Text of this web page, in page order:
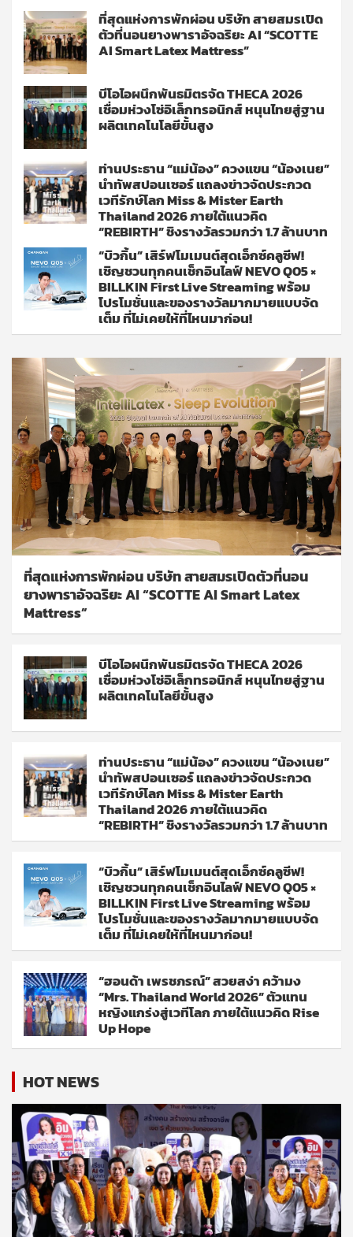
ที่สุดแห่งการพักผ่อน บริษัท สายสมรเปิด
ตัวที่นอนยางพาราอัจฉริยะ AI “SCOTTE
AI Smart Latex Mattress”
บีโอไอผนึกพันธมิตรจัด THECA 2026
เชื่อมห่วงโซ่อิเล็กทรอนิกส์ หนุนไทยสู่ฐาน
ผลิตเทคโนโลยีขั้นสูง
ท่านประธาน “แม่น้อง” ควงแขน “น้องเนย”
นำทัพสปอนเซอร์ แถลงข่าวจัดประกวด
เวทีรักษ์โลก Miss & Mister Earth
Thailand 2026 ภายใต้แนวคิด
“REBIRTH” ชิงรางวัลรวมกว่า 1.7 ล้านบาท
“บิวกิ้น” เสิร์ฟโมเมนต์สุดเอ็กซ์คลูซีฟ!
เชิญชวนทุกคนเช็กอินไลฟ์ NEVO Q05 ×
BILLKIN First Live Streaming พร้อม
โปรโมชั่นและของรางวัลมากมายแบบจัด
เต็ม ที่ไม่เคยให้ที่ไหนมาก่อน!
ที่สุดแห่งการพักผ่อน บริษัท สายสมรเปิดตัวที่นอน
ยางพาราอัจฉริยะ AI “SCOTTE AI Smart Latex
Mattress”
บีโอไอผนึกพันธมิตรจัด THECA 2026
เชื่อมห่วงโซ่อิเล็กทรอนิกส์ หนุนไทยสู่ฐาน
ผลิตเทคโนโลยีขั้นสูง
ท่านประธาน “แม่น้อง” ควงแขน “น้องเนย”
นำทัพสปอนเซอร์ แถลงข่าวจัดประกวด
เวทีรักษ์โลก Miss & Mister Earth
Thailand 2026 ภายใต้แนวคิด
“REBIRTH” ชิงรางวัลรวมกว่า 1.7 ล้านบาท
“บิวกิ้น” เสิร์ฟโมเมนต์สุดเอ็กซ์คลูซีฟ!
เชิญชวนทุกคนเช็กอินไลฟ์ NEVO Q05 ×
BILLKIN First Live Streaming พร้อม
โปรโมชั่นและของรางวัลมากมายแบบจัด
เต็ม ที่ไม่เคยให้ที่ไหนมาก่อน!
“ฮอนด้า เพรชภรณ์” สวยสง่า คว้ามง
“Mrs. Thailand World 2026” ตัวแทน
หญิงแกร่งสู่เวทีโลก ภายใต้แนวคิด Rise
Up Hope
HOT NEWS